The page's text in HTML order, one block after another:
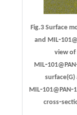
Fig.3 Surface
and
view of